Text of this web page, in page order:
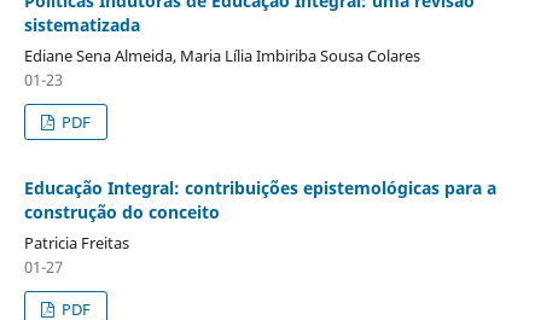
sistematizada
Ediane Sena Almeida, Maria Lília Imbiriba Sousa Colares
01-23
PDF
Educação Integral: contribuições epistemológicas para a
construção do conceito
Patricia Freitas
01-27
PDF